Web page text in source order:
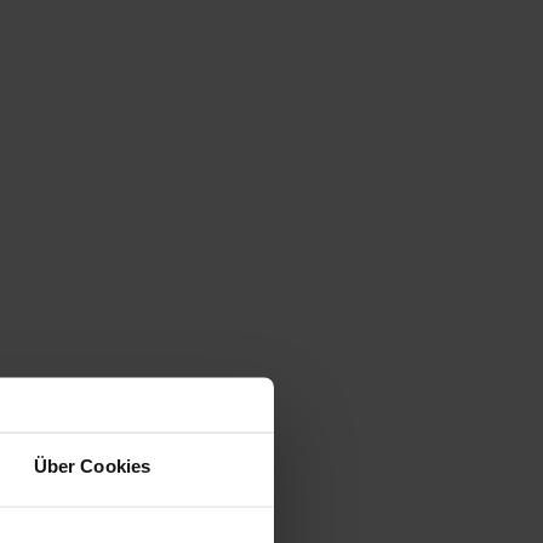
Über Cookies